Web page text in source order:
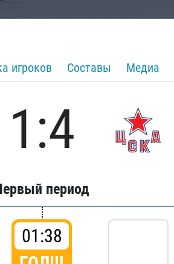
игроков Составы Медиа
1:4
период
01:38